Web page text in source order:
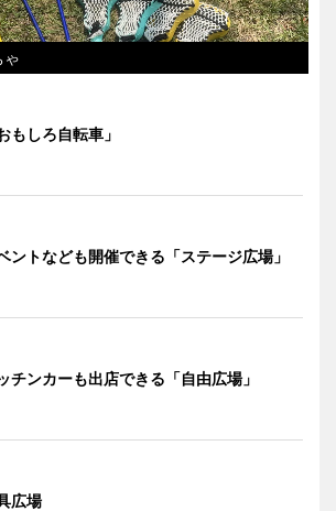
ゃ
もしろ自転車」
ントなども開催できる「ステージ広場」
チンカーも出店できる「自由広場」
広場